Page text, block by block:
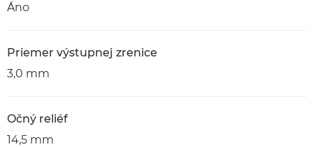
Áno
Priemer výstupnej zrenice
3,0 mm
Očný reliéf
14,5 mm